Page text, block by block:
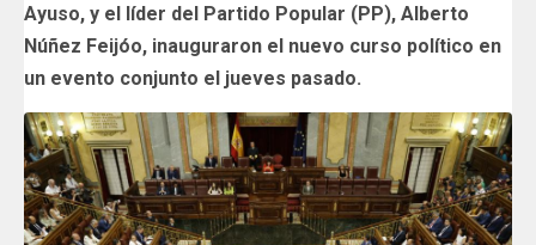
Ayuso, y el líder del Partido Popular (PP), Alberto
Núñez Feijóo, inauguraron el nuevo curso político en
un evento conjunto el jueves pasado.